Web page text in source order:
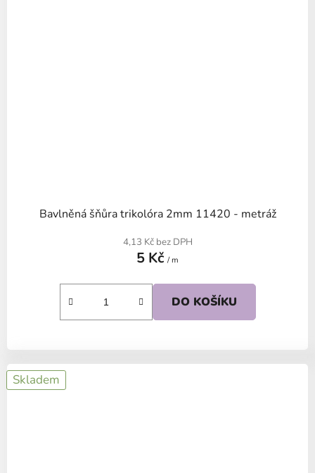
Bavlněná šňůra trikolóra 2mm 11420 - metráž
4,13 Kč bez DPH
5 Kč / m
DO KOŠÍKU
Skladem